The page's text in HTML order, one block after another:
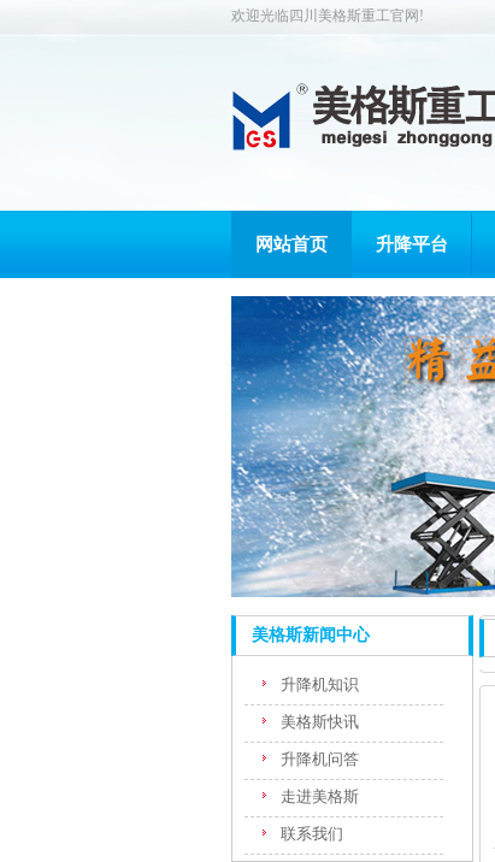
欢迎光临四川美格斯重工官网!
网站首页 升降平台
美格斯新闻中心
升降机知识
美格斯快讯
升降机问答
走进美格斯
联系我们